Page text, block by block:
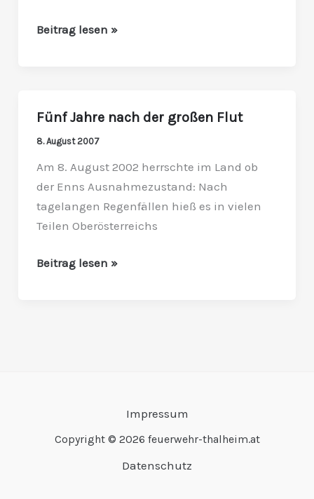
aktiv
Beitrag lesen »
Fünf Jahre nach der großen Flut
8. August 2007
Am 8. August 2002 herrschte im Land ob
der Enns Ausnahmezustand: Nach
tagelangen Regenfällen hieß es in vielen
Teilen Oberösterreichs
Fünf
Jahre
Flut
Beitrag lesen »
Impressum
Copyright © 2026 feuerwehr-thalheim.at
Datenschutz